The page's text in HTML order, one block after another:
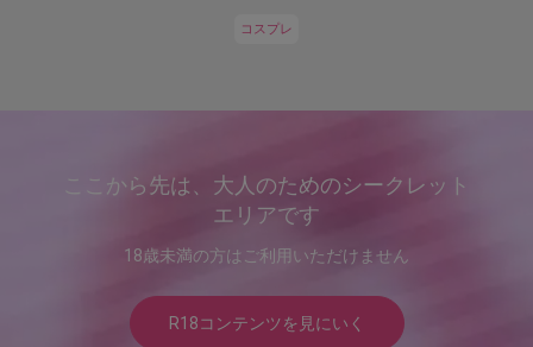
コスプレ
ここから先は、大人のためのシークレット
エリアです
18歳未満の方はご利用いただけません
R18コンテンツを見にいく